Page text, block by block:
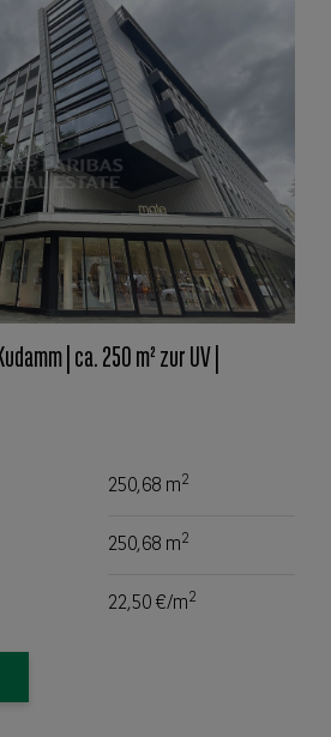
| ca. 250 m² zur UV |
250,68 m2
250,68 m2
22,50 €/m2